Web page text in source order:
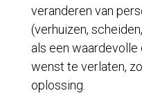
veranderen van
(verhuizen,
als een
wenst te verlaten,
oplossing.